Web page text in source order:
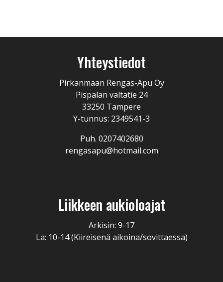
Yhteystiedot
Pirkanmaan Rengas-Apu Oy
Pispalan valtatie 24
33250 Tampere
Y-tunnus: 2349541-3
Puh. 0207402680
rengasapu@hotmail.com
Liikkeen aukioloajat
Arkisin: 9-17
La: 10-14 (Kiireisenä aikoina/sovittaessa)